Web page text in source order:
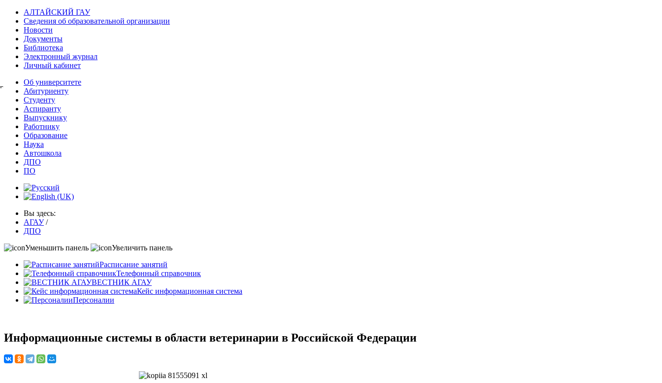
АЛТАЙСКИЙ ГАУ
Сведения об образовательной организации
Новости
Документы
Библиотека
Электронный журнал
Личный кабинет
Об университете
Абитуриенту
Студенту
Аспиранту
Выпускнику
Работнику
Образование
Наука
Автошкола
ДПО
ПО
Вы здесь:
АГАУ /
ДПО
Уменьшить панель
Увеличить панель
Расписание занятий
Телефонный справочник
ВЕСТНИК АГАУ
Кейс информационная система
Персоналии
Информационные системы в области ветеринарии в Российской Федерации
г.
Барнаул,
Попова